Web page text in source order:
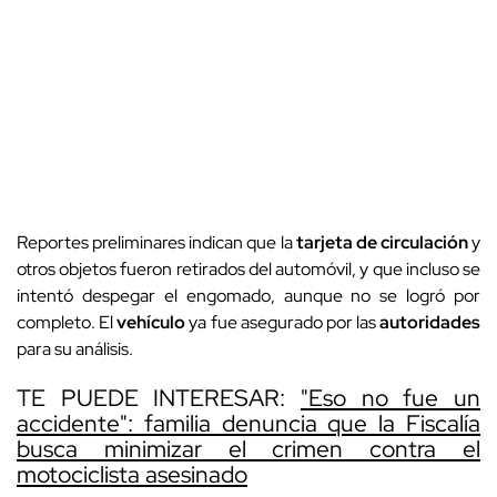
Reportes preliminares indican que latarjeta de circulacióny
otros objetos fueron retirados del automóvil, y que incluso se
intentó despegar el engomado, aunque no se logró por
completo. Elvehículoya fue asegurado por lasautoridades
para su análisis.
TE PUEDE INTERESAR: "Eso no fue un
accidente": familia denuncia que la Fiscalía
busca minimizar el crimen contra el
motociclista asesinado